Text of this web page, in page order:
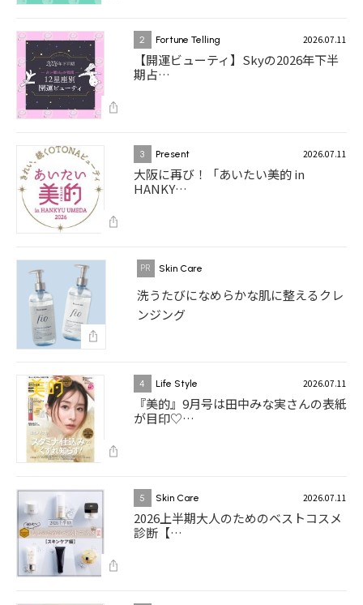
2 Fortune Telling 2026.07.11
【開運ビューティ】Skyの2026年下半
期占…
3 Present 2026.07.11
大阪に再び！「あいたい美的 in
HANKY…
Skin Care
洗うたびになめらかな肌に整えるクレ
ンジング
4 Life Style 2026.07.11
『美的』9月号は田中みな実さんの表紙
が目印♡…
5 Skin Care 2026.07.11
2026上半期大人のためのベストコスメ
診断【…